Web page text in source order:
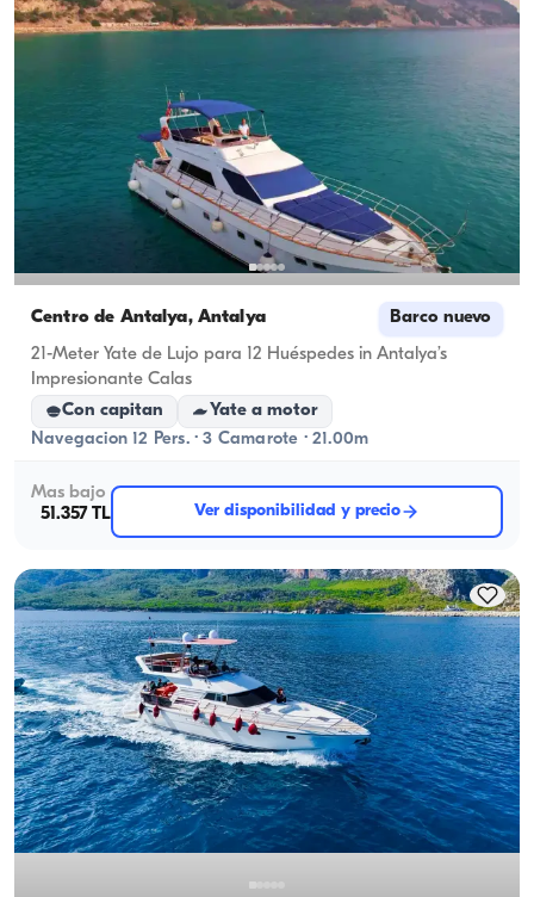
Centro de Antalya, Antalya Barco nuevo
21-Meter Yate de Lujo para 12 Huéspedes in Antalya’s
Impresionante Calas
Con capitan
Yate a motor
Navegacion 12 Pers. · 3 Camarote · 21.00m
Mas bajo
51.357 TL
Ver disponibilidad y precio